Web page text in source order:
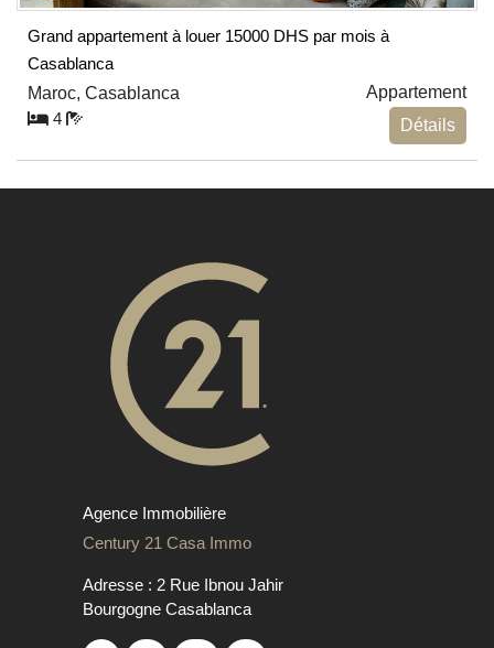
Grand appartement à louer 15000 DHS par mois à
Casablanca
Maroc, Casablanca
Appartement
4
Détails
Agence Immobilière
Century 21 Casa Immo
Adresse : 2 Rue Ibnou Jahir
Bourgogne Casablanca